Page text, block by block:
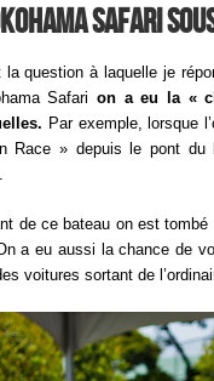
Safari
la question à laquelle je
Safari on a eu la «
Par exemple, lorsque
Race » depuis le pont du
de ce bateau on est
a eu aussi la chance de
voitures sortant de